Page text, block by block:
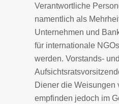
Verantwortliche
namentlich als
Unternehmen und
für internationale
werden. Vorstands- und
Diener die Weisungen
empfinden jedoch im